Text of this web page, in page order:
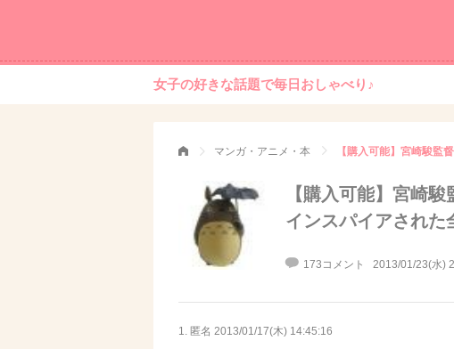
女子の好きな話題で毎日おしゃべり♪
マンガ・アニメ・本
【購入可能】宮崎
インスパイアされた
173コメント 2013/01/23(水)
1. 匿名 2013/01/17(木) 14:45:16